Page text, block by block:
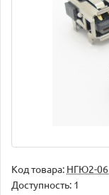
Код товара: НГЮ2-06
Доступность: 1